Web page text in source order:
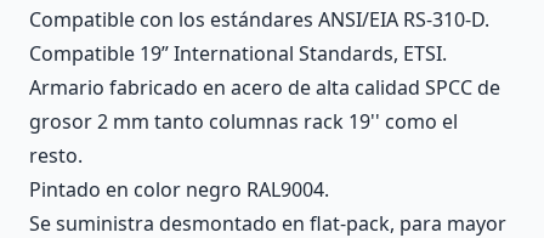
Compatible con los estándares ANSI/EIA RS-310-D.
Compatible 19” International Standards, ETSI.
Armario fabricado en acero de alta calidad SPCC de
grosor 2 mm tanto columnas rack 19'' como el
resto.
Pintado en color negro RAL9004.
Se suministra desmontado en flat-pack, para mayor